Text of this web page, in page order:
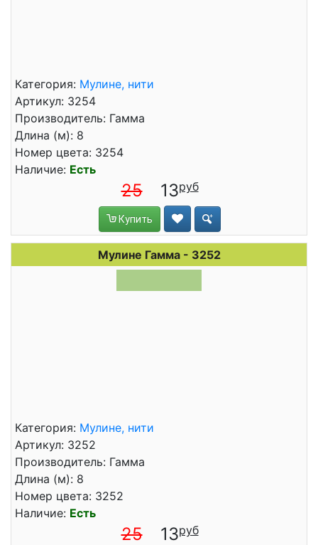
Категория: Мулине, нити
Артикул: 3254
Производитель: Гамма
Длина (м): 8
Номер цвета: 3254
Наличие: Есть
25 13
Купить
Мулине Гамма - 3252
Категория: Мулине, нити
Артикул: 3252
Производитель: Гамма
Длина (м): 8
Номер цвета: 3252
Наличие: Есть
25 13